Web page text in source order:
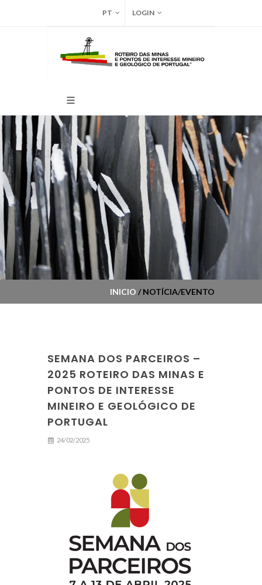
PT LOGIN
INICIO / NOTÍCIA/EVENTO
SEMANA DOS PARCEIROS –
2025 ROTEIRO DAS MINAS E
PONTOS DE INTERESSE
MINEIRO E GEOLÓGICO DE
PORTUGAL
24/02/2025